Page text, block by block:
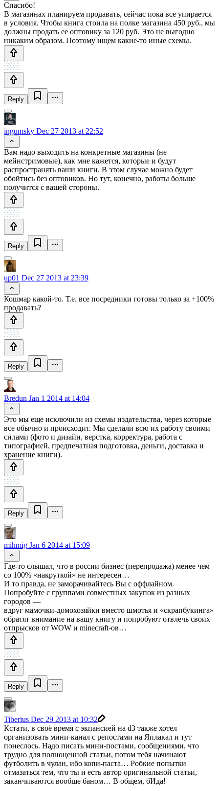
Спасибо!
В магазинах планируем продавать, сейчас пока все упирается
в условия. Чтобы книга стоила на полке магазина 450 руб., мы
должны продать ее оптовику за 120 руб. Это не выгодно
никаким образом. Поэтому ищем какие-то иные схемы.
Reply
ingumsky Dec 27 2013 at 22:52
Вам надо выходить на конкретные магазины (не
мейнстримовые), как мне кажется, которые и будут
распространять ваши книги. В этом случае можно будет
обойтись без оптовиков. Но тут, конечно, работы больше
получится с вашей стороны.
Reply
up01 Dec 27 2013 at 23:39
Кошмар какой-то. Т.е. все посредники готовы только за +100%
продавать?
Reply
Bredun Jan 1 2014 at 14:04
Это мы еще исключили из схемы издательства, через которые
все обычно и происходит. Мы сделали всю их работу своими
силами (фото и дизайн, верстка, корректура, работа с
типографией, предпечатная подготовка, деньги, доставка и
хранение книги).
Reply
mihmig Jan 6 2014 at 15:09
Где-то слышал, что в россии бизнес (перепродажа) менее чем
со 100% «накруткой» не интересен…
И то правда, не заморачивайтесь Вы с оффлайном.
Попробуйте с группами совместных закупок из разных
городов —
вдруг мамочки-домохозяйки вместо шмотья и «скрапбукинга»
обратят внимание на вашу книгу и попробуют отвлечь своих
отпрысков от WOW и minecraft-ов…
Reply
Tiberius Dec 29 2013 at 10:32
Кстати, в своё время с экпансией на d3 также хотел
организовать мини-канал с репостами на Яплакал и тут
понеслось. Надо писать мини-постами, сообщениями, что
трудно для полноценной статьи, потом тебя начинают
футболить в чулан, ибо копи-паста… Робкие попытки
отмазаться тем, что ты и есть автор оригинальной статьи,
заканчиваются вообще баном… В общем, бИда!